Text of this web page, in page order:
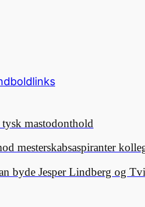
mastodonthold
mesterskabsaspiranter
byde Jesper Lindberg og